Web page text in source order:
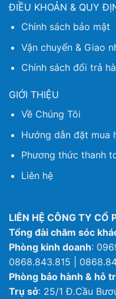
ĐIỀU KHOẢN & QUY
Chính sách bảo mật
Vận chuyển & Giao
Chính sách đổi trả
GIỚI THIỆU
Về Chúng Tôi
Hướng dẫn đặt mua
Phương thức thanh
Liên hệ
LIÊN HỆ CÔNG TY CỔ
Tổng đài chăm sóc
Phòng kinh doanh:
0868.843.815 |
Phòng bảo hành & hỗ
Trụ sở: 25/1 Đ.Cầu